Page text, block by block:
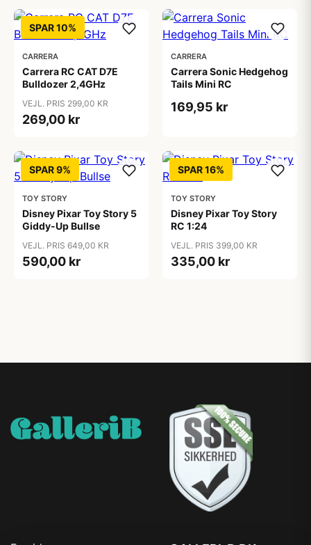
SPAR 10%
CARRERA
Carrera RC CAT D7E
Bulldozer 2,4GHz
VEJL. PRIS 299,00 KR
269,00 kr
CARRERA
Carrera Sonic Hedgehog
Tails Mini RC
169,95 kr
SPAR 9%
TOY STORY
Disney Pixar Toy Story 5
Giddy-Up Bullse
VEJL. PRIS 649,00 KR
590,00 kr
SPAR 16%
TOY STORY
Disney Pixar Toy Story
RC 1:24
VEJL. PRIS 399,00 KR
335,00 kr